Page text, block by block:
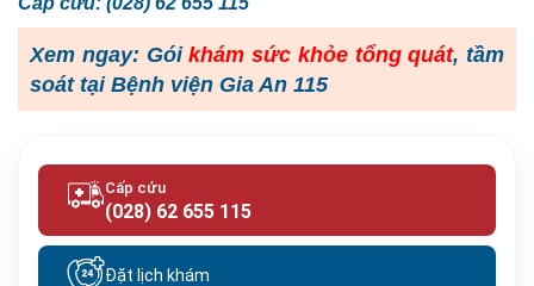
Xem ngay: Góikhám sức khỏe tổng quát, tầm
soát tại Bệnh viện Gia An 115
Cấp cứu
(028) 62 655 115
Đặt lịch khám